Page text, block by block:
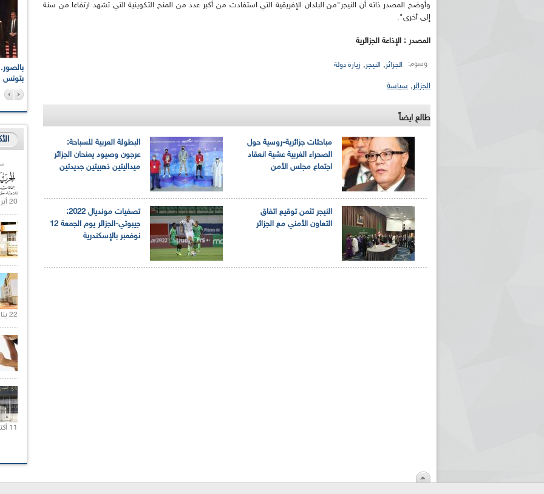
وأوضح المصدر ذاته أن النيجر"من البلدان الإفريقية التي استفادت من أكبر عدد من المنح التكوينية التي تشهد ارتفاعا من سنة
إلى أخرى".
المصدر : الإذاعة الجزائرية
وسوم: الجزائر, النيجر, زيارة دولة
الجزائر, سياسة
طالع ايضاً
البطولة العربية للسباحة:
عرجون وصيود يمنحان الجزائر
ميداليتين ذهبيتين جديدتين
مباحثات جزائرية-روسية حول
الصحراء الغربية عشية انعقاد
اجتماع مجلس الأمن
تصفيات مونديال 2022:
جيبوتي-الجزائر يوم الجمعة 12
نوفمبر بالإسكندرية
النيجر تثمن توقيع اتفاق
التعاون الأمني مع الجزائر
بتونس
بالصور... اللقاء الوطني لمديري الإذاعات الوطنية والجهوية الإذاعة الجزائرية للرياضيين البارالمبيين المتوجين
20 أبريل 2021 |
22 يناير 2020 |
11 أكتوبر 2020 |